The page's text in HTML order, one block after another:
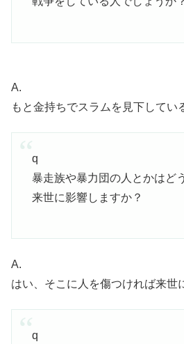
A.
もと金持ちでスラムを見下してい
q
暴走族や暴力団の人とかはど
来世に影響しますか？
A.
はい、そこに人を傷つければ来世
q